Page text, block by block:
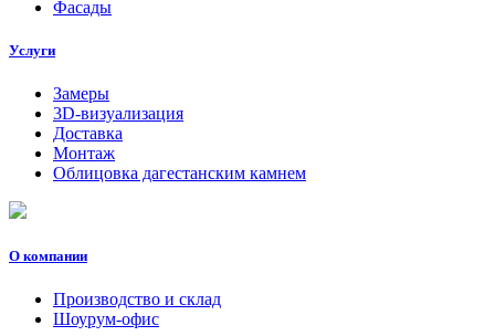
Фасады
Услуги
Замеры
3D-визуализация
Доставка
Монтаж
Облицовка дагестанским камнем
О компании
Производство и склад
Шоурум-офис